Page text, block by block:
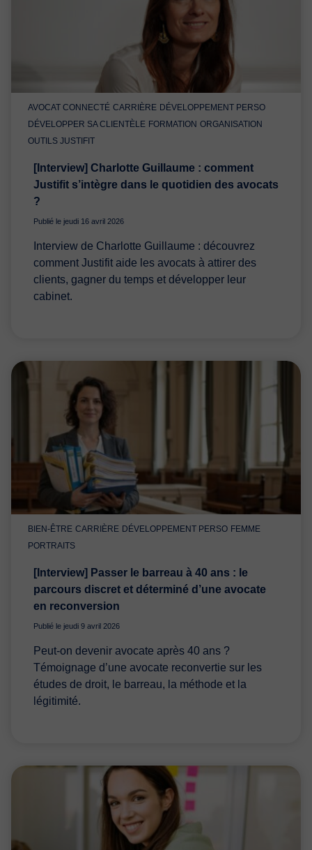
AVOCAT CONNECTÉ CARRIÈRE DÉVELOPPEMENT PERSO
DÉVELOPPER SA CLIENTÈLE FORMATION ORGANISATION
OUTILS JUSTIFIT
[Interview] Charlotte Guillaume : comment
Justifit s’intègre dans le quotidien des avocats
?
Publié le jeudi 16 avril 2026
Interview de Charlotte Guillaume : découvrez
comment Justifit aide les avocats à attirer des
clients, gagner du temps et développer leur
cabinet.
BIEN-ÊTRE CARRIÈRE DÉVELOPPEMENT PERSO FEMME
PORTRAITS
[Interview] Passer le barreau à 40 ans : le
parcours discret et déterminé d’une avocate
en reconversion
Publié le jeudi 9 avril 2026
Peut-on devenir avocate après 40 ans ?
Témoignage d’une avocate reconvertie sur les
études de droit, le barreau, la méthode et la
légitimité.